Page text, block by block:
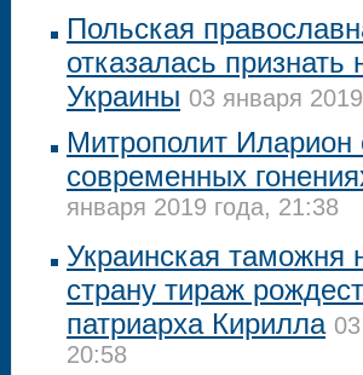
Польская
отказалась
Украины 03 января
Митрополит
современных
января 2019 года, 21:38
Украинская таможня
страну тираж
патриарха Кирилла
20:58